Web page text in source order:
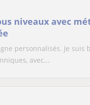
niveaux avec
personnalisés. Je
avec...